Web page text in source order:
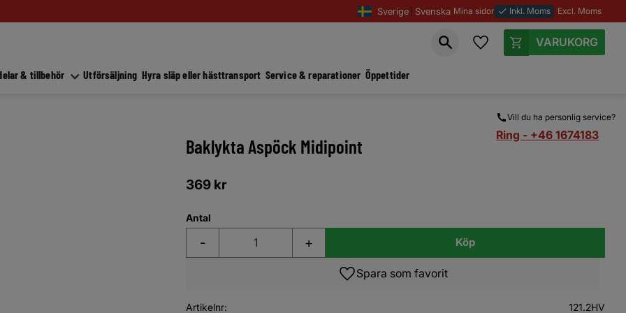
Sverige Svenska Mina sidor done Inkl. Moms Excl. Moms
Vill du ha personlig service?
Ring - +46 1674183
Favoriter
Kundvagn
& tillbehör Utförsäljning Hyra släp eller hästtransport Service & reparationer Öppettider
Baklykta Aspöck Midipoint
369 kr
Antal
+
- Köp
Lägg till i favoriter
Artikelnr
121.2HV